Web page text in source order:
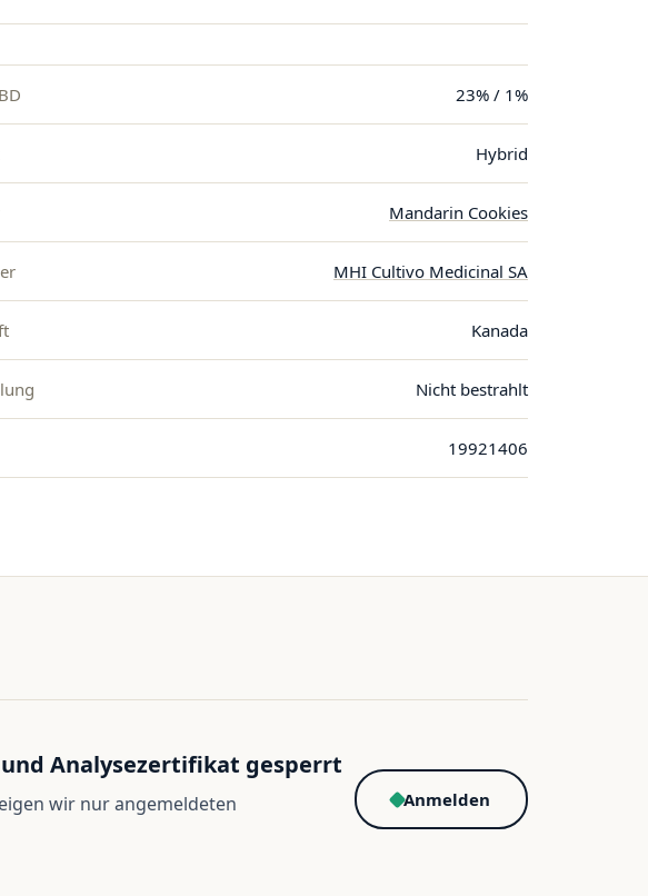
23% / 1%
Hybrid
Mandarin Cookies
MHI Cultivo Medicinal SA
Kanada
Nicht bestrahlt
19921406
Analysezertifikat gesperrt
wir nur angemeldeten
Anmelden